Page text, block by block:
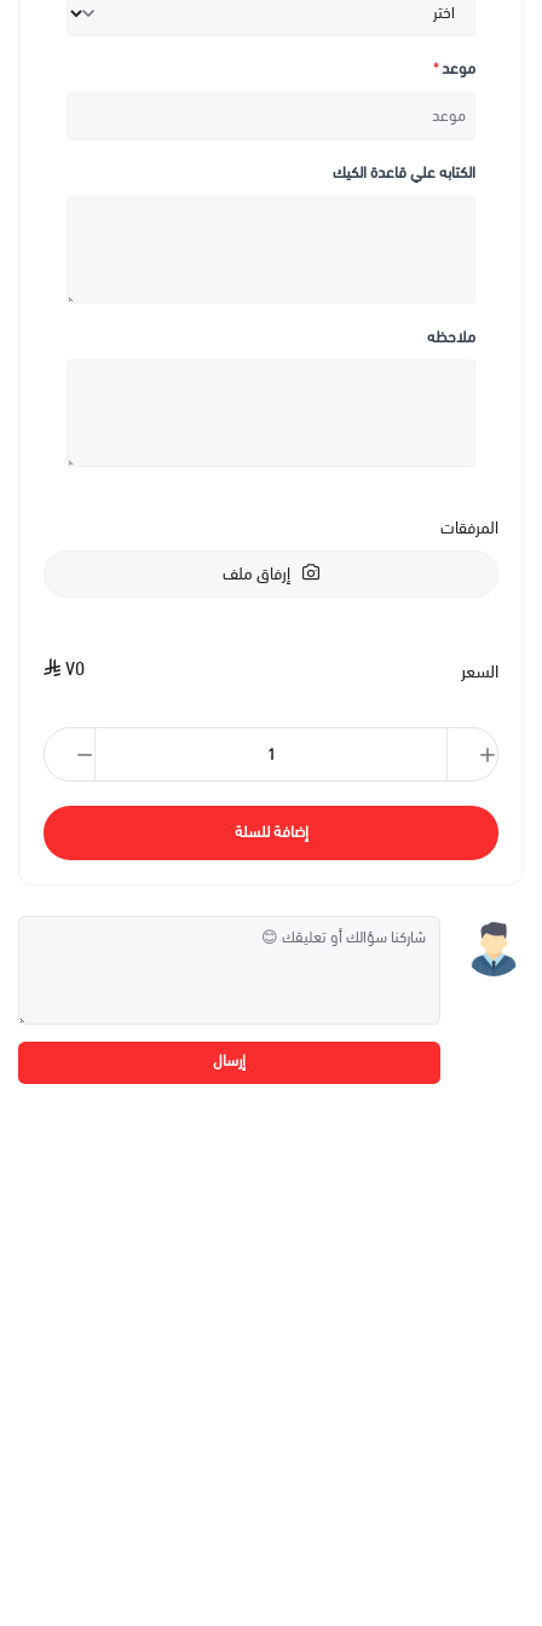
موعد*
الكتابه علي قاعدة الكيك
ملاحظه
المرفقات
إرفاق ملف
السعر ٧٥
إضافة للسلة
إرسال